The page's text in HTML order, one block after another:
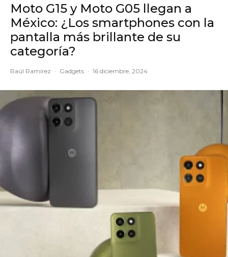
Moto G15 y Moto G05 llegan a
México: ¿Los smartphones con la
pantalla más brillante de su
categoría?
Raúl Ramírez · Gadgets · 16 diciembre, 2024